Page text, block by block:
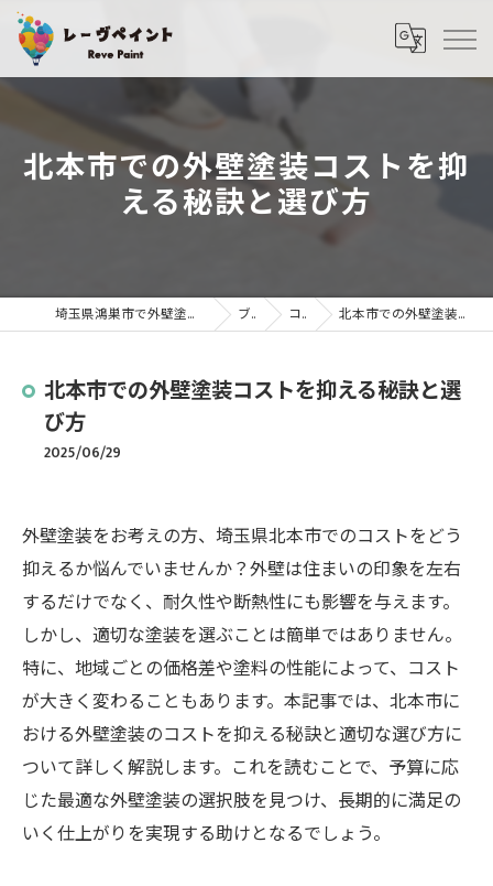
北本市での外壁塗装コストを抑
える秘訣と選び方
埼玉県鴻巣市で外壁塗装・屋根塗装ならレーヴペイント ブログ コラム 北本市での外壁塗装コストを抑える秘訣と選び方
北本市での外壁塗装コストを抑える秘訣と選
び方
2025/06/29
外壁塗装をお考えの方、埼玉県北本市でのコストをどう
抑えるか悩んでいませんか？外壁は住まいの印象を左右
するだけでなく、耐久性や断熱性にも影響を与えます。
しかし、適切な塗装を選ぶことは簡単ではありません。
特に、地域ごとの価格差や塗料の性能によって、コスト
が大きく変わることもあります。本記事では、北本市に
おける外壁塗装のコストを抑える秘訣と適切な選び方に
ついて詳しく解説します。これを読むことで、予算に応
じた最適な外壁塗装の選択肢を見つけ、長期的に満足の
いく仕上がりを実現する助けとなるでしょう。